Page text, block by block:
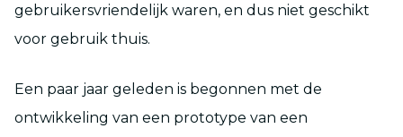
gebruikersvriendelijk waren, en dus niet geschikt
voor gebruik thuis.
Een paar jaar geleden is begonnen met de
ontwikkeling van een prototype van een